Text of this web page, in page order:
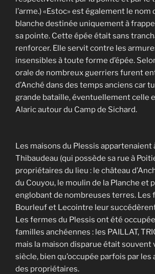
l’arme.) «Estoc» est également le nom
blanche destinée uniquement à frapper
sa pointe. Cette épée était sans
renforcer. Elle servit contre les
insensibles à toute forme d’épée.
orale de nombreux guerriers furent
d’Anché dans des temps anciens car
grande bataille, éventuellement celle
Alaric autour du Camp de Sichard.
Les maisons du Plessis appartenaient
Thibaudeau (qui possède sa rue à
propriétaires du lieu : le château
du Couyou, le moulin de la Planche et
englobant de nombreuses terres. Les
Bourleuf et Lecointre leur
Les fermes du Plessis ont été
familles anchéennes : les PAILLAT,
mais la maison disparue était souvent
siècle, bien qu’occupée parfois par les
des propriétaires.